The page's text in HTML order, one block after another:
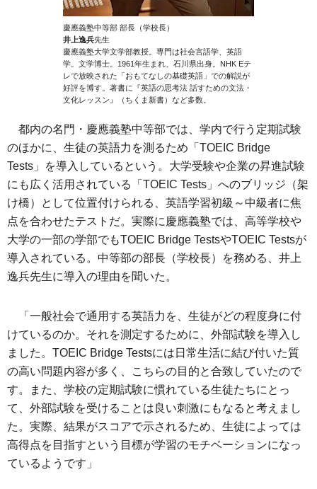
慶應義塾中等部 部長（学校長）
井上逸兵先生
慶應義塾大学文学部教授。専門は社会言語学、英語
学。文学博士。1961年生まれ、石川県出身。NHK Eテ
レで放映された「おもてなしの基礎英語」での解説が
好評を博す。著書に『英語の思考法 話すための文法・
文化レッスン』（ちくま新書）など多数。
都内の名門・慶應義塾中等部では、学内で行う定期試験
のほかに、生徒の英語力を測るため「TOEIC Bridge
Tests」を導入しているという。大学受験や企業の昇進試験
にも広く活用されている「TOEIC Tests」へのブリッジ（架
け橋）として位置付けられる、英語学習初級～中級者に焦
点を合わせたテストだ。実際に慶應義塾では、高等学校や
大学の一部の学部でもTOEIC Bridge TestsやTOEIC Testsが
導入されている。中等部の部長（学校長）を務める、井上
逸兵先生に導入の理由を聞いた。
「一般社会で通用する英語力を、生徒がどの程度身に付
けているのか。それを測定するために、外部試験を導入し
ました。TOEIC Bridge Testsには日常生活に結び付いた質
の高い問題内容が多く、こちらの目的と合致していたので
す。また、学校の定期試験に慣れている生徒たちにとっ
て、外部試験を受けることは良い刺激にもなると考えまし
た。実際、結果がスコアで示されるため、生徒によっては
高得点を目指すという目標が学習のモチベーションになっ
ているようです」